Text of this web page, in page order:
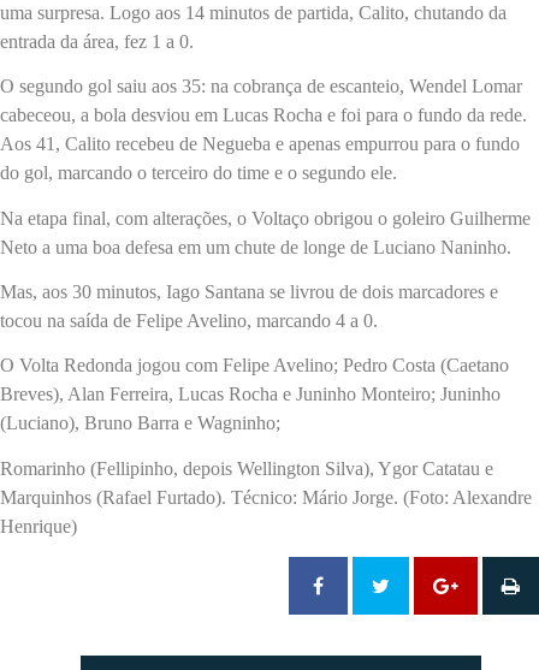
uma surpresa. Logo aos 14 minutos de partida, Calito, chutando da
entrada da área, fez 1 a 0.
O segundo gol saiu aos 35: na cobrança de escanteio, Wendel Lomar
cabeceou, a bola desviou em Lucas Rocha e foi para o fundo da rede.
Aos 41, Calito recebeu de Negueba e apenas empurrou para o fundo
do gol, marcando o terceiro do time e o segundo ele.
Na etapa final, com alterações, o Voltaço obrigou o goleiro Guilherme
Neto a uma boa defesa em um chute de longe de Luciano Naninho.
Mas, aos 30 minutos, Iago Santana se livrou de dois marcadores e
tocou na saída de Felipe Avelino, marcando 4 a 0.
O Volta Redonda jogou com Felipe Avelino; Pedro Costa (Caetano
Breves), Alan Ferreira, Lucas Rocha e Juninho Monteiro; Juninho
(Luciano), Bruno Barra e Wagninho;
Romarinho (Fellipinho, depois Wellington Silva), Ygor Catatau e
Marquinhos (Rafael Furtado). Técnico: Mário Jorge. (Foto: Alexandre
Henrique)